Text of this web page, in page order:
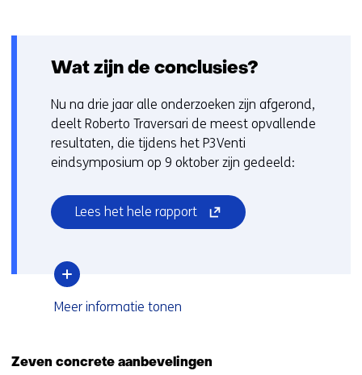
Wat zijn de conclusies?
Nu na drie jaar alle onderzoeken zijn afgerond,
deelt Roberto Traversari de meest opvallende
resultaten, die tijdens het P3Venti
eindsymposium op 9 oktober zijn gedeeld:
Lees het hele rapport(opent
in
website)
Meer informatie over
conclusies?
tonen
Zeven concrete aanbevelingen